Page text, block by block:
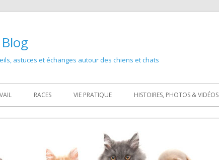
astuces et échanges autour des chiens et chats
Primary
Menu
RACES VIE PRATIQUE HISTOIRES, PHOTOS & VIDÉOS